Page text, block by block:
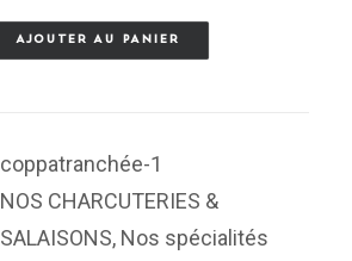
AJOUTER AU PANIER
coppatranchée-1
NOS CHARCUTERIES &
SALAISONS, Nos spécialités